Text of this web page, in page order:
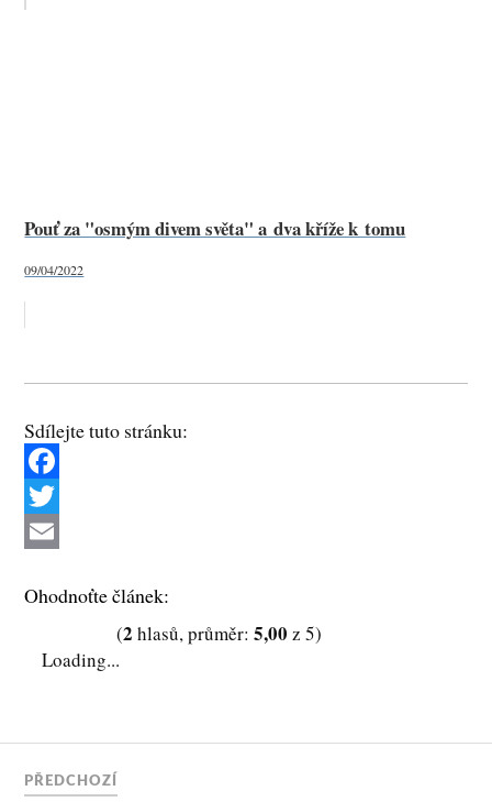
Pouť za "osmým divem světa" a dva kříže k tomu
09/04/2022
Sdílejte tuto stránku:
F
a
e
k
T
i
r
m
Ohodnoťte článek:
(2 hlasů, průměr:5,00 z 5)
Loading...
PŘEDCHOZÍ